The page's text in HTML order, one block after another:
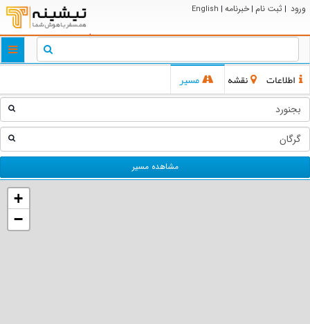
ورود | ثبت نام | خبرنامه |
English
اطلاعات نقشه مسیر
مشاهده مسیر
+
−